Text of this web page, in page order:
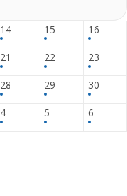
14 15 16
21 22 23
28 29 30
4 5 6